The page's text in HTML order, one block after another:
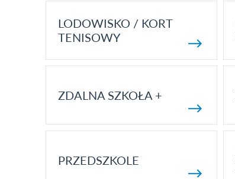
LODOWISKO / KORT
TENISOWY
ZDALNA SZKOŁA +
PRZEDSZKOLE